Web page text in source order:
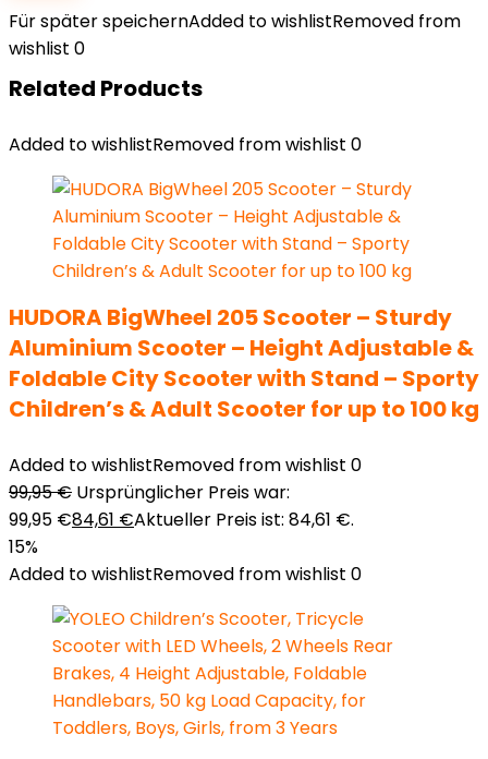
Für später speichernAdded to wishlistRemoved from
wishlist 0
Related Products
Added to wishlistRemoved from wishlist 0
HUDORA BigWheel 205 Scooter – Sturdy
Aluminium Scooter – Height Adjustable &
Foldable City Scooter with Stand – Sporty
Children’s & Adult Scooter for up to 100 kg
Added to wishlistRemoved from wishlist 0
99,95€ Ursprünglicher Preis war:
99,95 €84,61 €Aktueller Preis ist: 84,61 €.
15%
Added to wishlistRemoved from wishlist 0